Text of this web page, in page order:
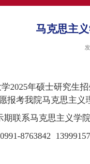
马克思主
2025年硕士研究生
报考我院马克思主义
期联系马克思主义学
0991-8763842